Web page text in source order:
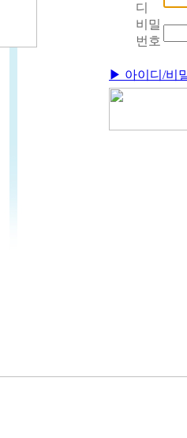
디
비밀
번호
▶ 아이디/비